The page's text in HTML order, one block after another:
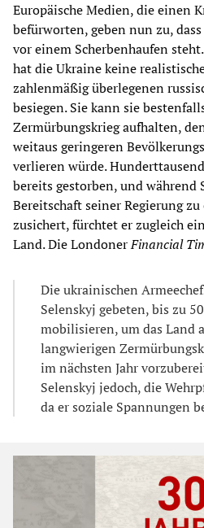
Europäische Medien, die einen
befürworten, geben nun zu,
vor einem Scherbenhaufen
hat die Ukraine keine
zahlenmäßig überlegenen
besiegen. Sie kann sie
Zermürbungskrieg aufhalten,
weitaus geringeren
verlieren würde.
bereits gestorben, und während
Bereitschaft seiner Regierung
zusichert, fürchtet er zugleich
Land. Die LondonerFinancial
Die ukrainischen
Selenskyj gebeten, bis zu
mobilisieren, um das Land
langwierigen
im nächsten Jahr
Selenskyj jedoch, die
da er soziale Spannungen